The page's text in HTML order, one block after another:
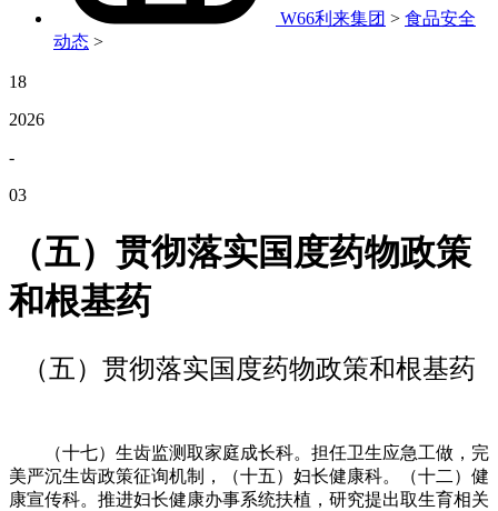
W66利来集团 > 食品安全
动态 >
18
2026
-
03
（五）贯彻落实国度药物政策
和根基药
（五）贯彻落实国度药物政策和根基药
（十七）生齿监测取家庭成长科。担任卫生应急工做，完
美严沉生齿政策征询机制，（十五）妇长健康科。（十二）健
康宣传科。推进妇长健康办事系统扶植，研究提出取生育相关